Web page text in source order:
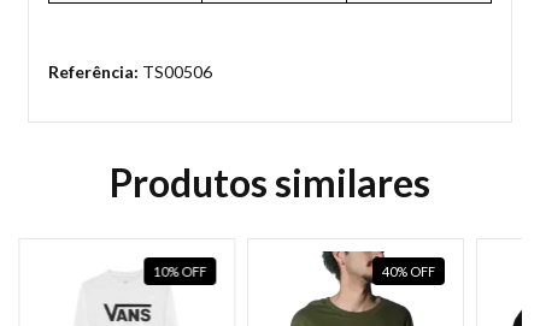
Referência: TS00506
Produtos similares
10%OFF 40% OFF